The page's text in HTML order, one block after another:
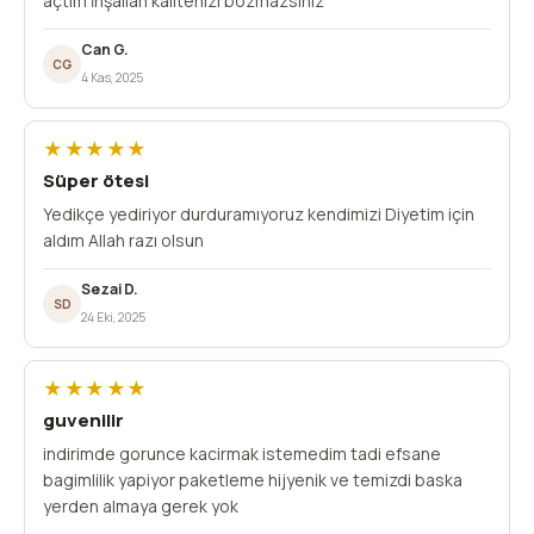
CG
Can G.
4 Kas, 2025
★★★★★
Süper ötesi
Yedikçe yediriyor durduramıyoruz kendimizi Diyetim için
aldım Allah razı olsun
SD
Sezai D.
24 Eki, 2025
★★★★★
guvenilir
indirimde gorunce kacirmak istemedim tadi efsane
bagimlilik yapiyor paketleme hijyenik ve temizdi baska
yerden almaya gerek yok